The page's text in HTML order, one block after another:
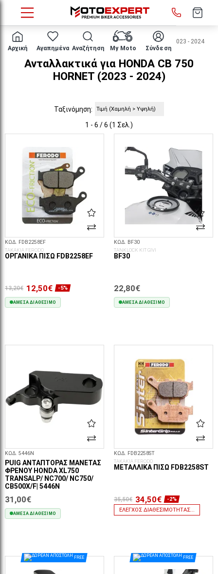
Αρχική Αγαπημένα Αναζήτηση My Moto Σύνδεση
HOME Μάρκα/μοντέλο HONDA CB 750 HORNET 2023 - 2024
Ανταλλακτικά για HONDA CB 750
HORNET (2023 - 2024)
Ταξινόμηση:
1 - 6 / 6 (1 Σελ.)
ΚΩΔ. FDB2258EF
ΤΑΚΑΚΙΑ FERODO
ΟΡΓΑΝΙΚΆ ΠΊΣΩ FDB2258EF
13,20€ 12,50€ -5%
ΆΜΕΣΑ ΔΙΑΘΈΣΙΜΟ
ΚΩΔ. BF30
TANKLOCK KIT GIVI
BF30
22,80€
ΆΜΕΣΑ ΔΙΑΘΈΣΙΜΟ
ΚΩΔ. 5446N
PUIG ΑΝΤΆΠΤΟΡΑΣ ΜΑΝΈΤΑΣ
ΦΡΈΝΟΥ HONDA XL750
TRANSALP/ NC700/ NC750/
CB500X/F| 5446N
31,00€
ΆΜΕΣΑ ΔΙΑΘΈΣΙΜΟ
ΚΩΔ. FDB2258ST
ΤΑΚΑΚΙΑ FERODO
ΜΕΤΑΛΛΙΚΆ ΠΊΣΩ FDB2258ST
35,50€ 34,50€
-2%
ΈΛΕΓΧΟΣ ΔΙΑΘΕΣΙΜΌΤΗΤΑΣ...
FREE FREE